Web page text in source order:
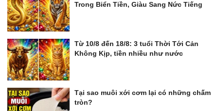
Trong Biển Tiền, Giàu Sang Nức Tiếng
Từ 10/8 đến 18/8: 3 tuổi Thời Tới Cản
Không Kịp, tiền nhiều như nước
Tại sao muôi xới cơm lại có những chấm
tròn?